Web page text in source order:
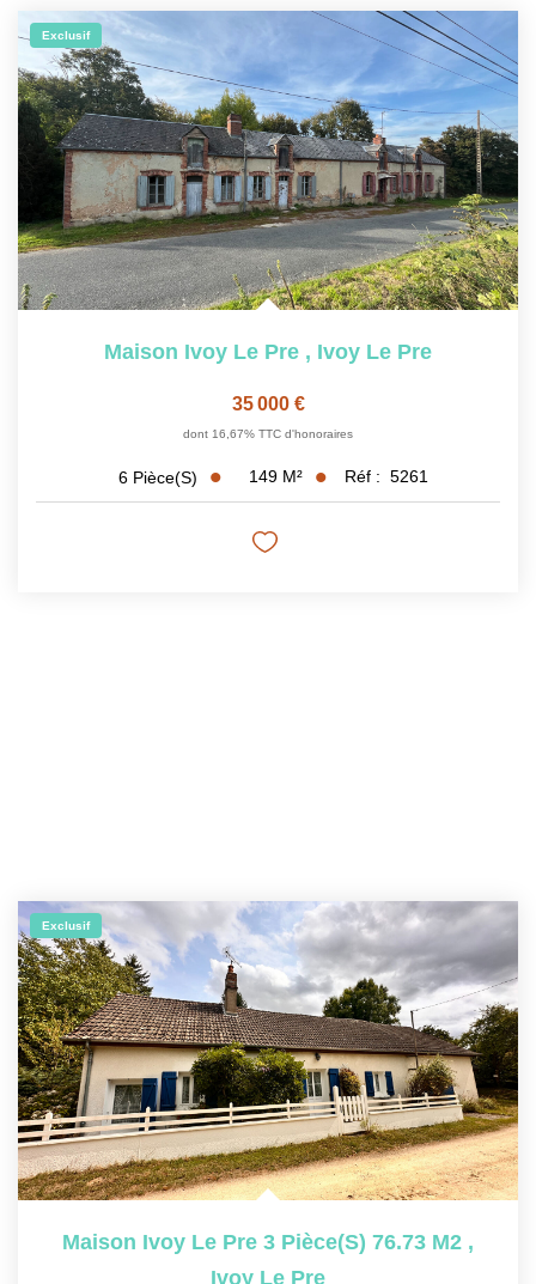
Exclusif
Maison Ivoy Le Pre , Ivoy Le Pre
35 000 €
dont 16,67% TTC d'honoraires
6 Pièce(s) 149 M² Réf : 5261
Exclusif
Maison Ivoy Le Pre 3 Pièce(s) 76.73 M2 ,
Ivoy Le Pre